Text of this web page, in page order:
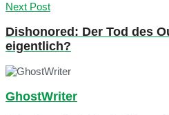
Next Post
Dishonored: Der Tod des
eigentlich?
GhostWriter